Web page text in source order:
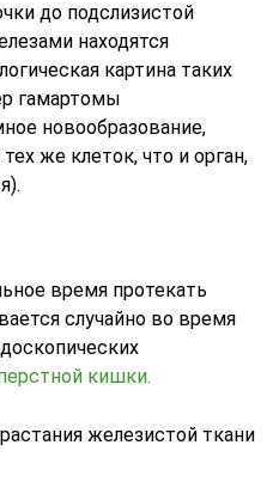
до подслизистой
находятся
картина таких
гамартомы
новообразование,
же клеток, что и орган,
время протекать
случайно во время
кишки.
железистой ткани